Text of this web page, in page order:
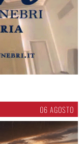
06 AGOSTO